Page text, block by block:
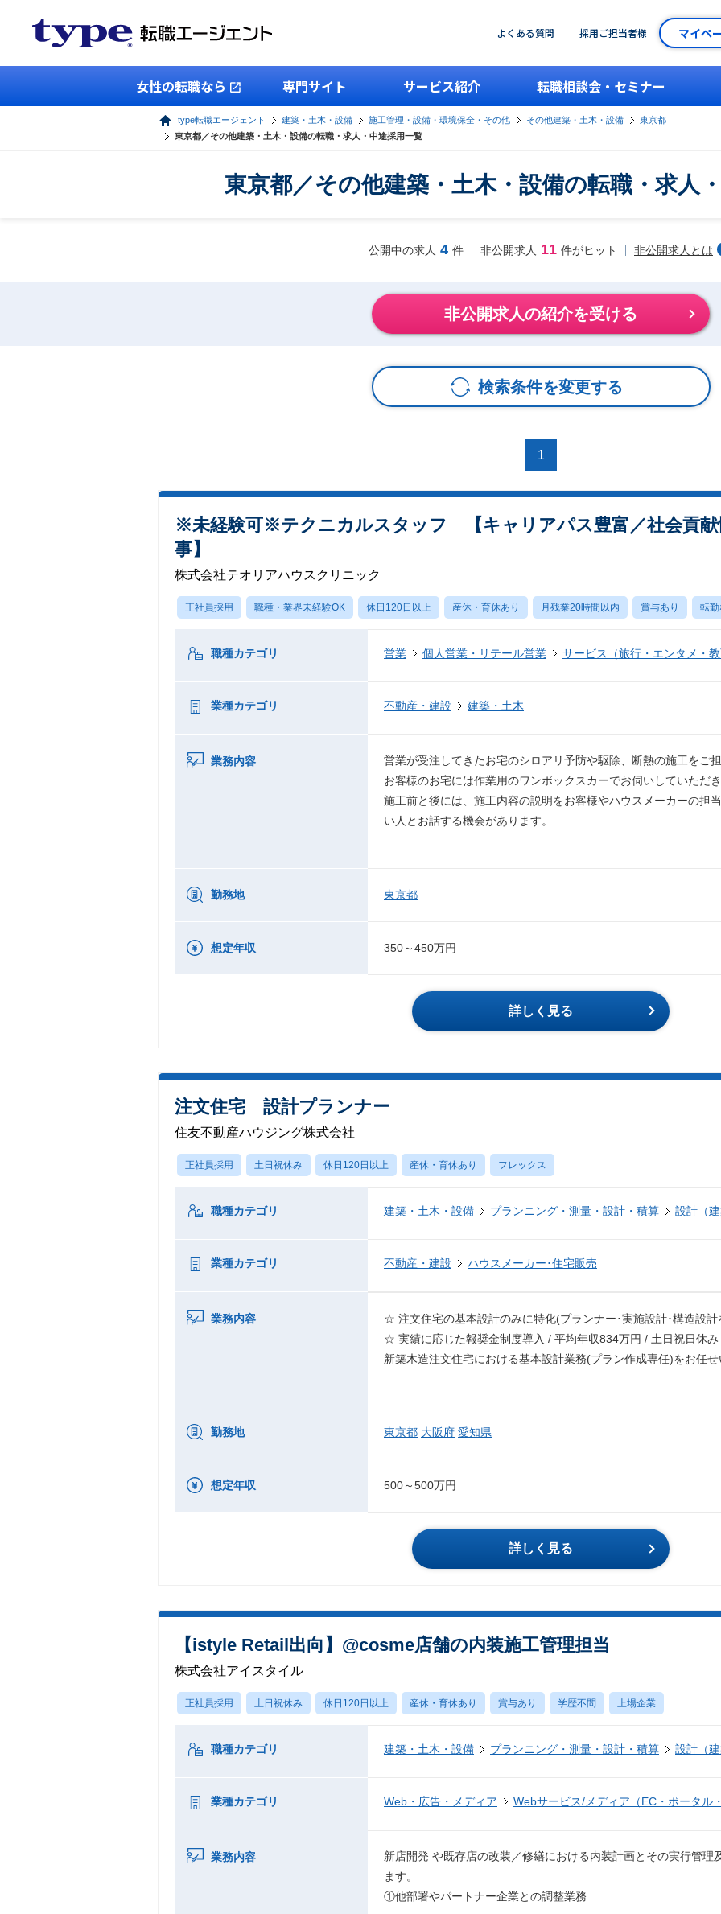
よくある質問 採用ご担当者様 マイペ
女性の転職なら 専門サイト サービス紹介 転職相談会・セミナー
type転職エージェント 建築・土木・設備 施工管理・設備・環境保全・その他 その他建築・土木・設備
東京都
東京都／その他建築・土木・設備の転職・求人・中途採用一覧
東京都／その他建築・土木・設備の転職・求人
公開中の求人 4 件 非公開求人 11 件がヒット 非公開求人とは
非公開求人の紹介を受ける
検索条件を変更する
1
※未経験可※テクニカルスタッフ 【キャリアパス豊富／社会貢献
事】
株式会社テオリアハウスクリニック
正社員採用 職種・業界未経験OK 休日120日以上 産休・育休あり 月残業20時間以内 賞与あり 転勤
職種カテゴリ 営業 個人営業・リテール営業 サービス（旅行・エンタメ・教
業種カテゴリ 不動産・建設 建築・土木
業務内容
営業が受注してきたお宅のシロアリ予防や駆除、断熱の施工をご担
お客様のお宅には作業用のワンボックスカーでお伺いしていただ
施工前と後には、施工内容の説明をお客様やハウスメーカーの担
い人とお話する機会があります。
勤務地 東京都
想定年収 350～450万円
詳しく見る
注文住宅 設計プランナー
住友不動産ハウジング株式会社
正社員採用 土日祝休み 休日120日以上 産休・育休あり フレックス
職種カテゴリ 建築・土木・設備 プランニング・測量・設計・積算 設計（建
業種カテゴリ 不動産・建設 ハウスメーカー･住宅販売
業務内容
☆ 注⽂住宅の基本設計のみに特化(プランナー･実施設計･構造設
☆ 実績に応じた報奨⾦制度導⼊ / 平均年収834万円 / ⼟⽇祝⽇休
新築⽊造注⽂住宅における基本設計業務(プラン作成専任)をお任せ
勤務地 東京都 大阪府 愛知県
想定年収 500～500万円
詳しく見る
【istyle Retail出向】@cosme店舗の内装施工管理担当
株式会社アイスタイル
正社員採用 土日祝休み 休日120日以上 産休・育休あり 賞与あり 学歴不問 上場企業
職種カテゴリ 建築・土木・設備 プランニング・測量・設計・積算 設計（建
業種カテゴリ Web・広告・メディア Webサービス/メディア（EC・ポータル
業務内容
新店開発 や既存店の改装／修繕における内装計画とその実行管理
ます。
①他部署やパートナー企業との調整業務